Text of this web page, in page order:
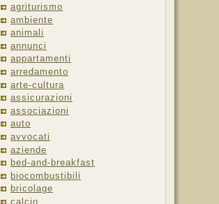
agriturismo
ambiente
animali
annunci
appartamenti
arredamento
arte-cultura
assicurazioni
associazioni
auto
avvocati
aziende
bed-and-breakfast
biocombustibili
bricolage
calcio